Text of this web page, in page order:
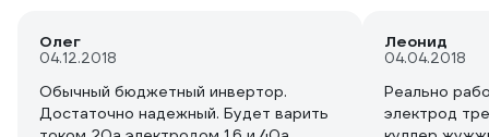
Олег
04.12.2018
Обычный бюджетный инвертор.
Достаточно надежный. Будет варить
Леонид
04.04.2018
Реально
электрод